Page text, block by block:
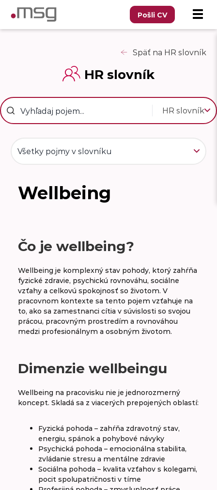
Pošli CV
Späť na HR slovník
HR slovník
HR slovník
Všetky pojmy v slovníku
W
P R S Š T U V
Wellbeing
Workoholik
Workoholizmus
Wellbeing
Čo je wellbeing?
Wellbeing je komplexný stav pohody, ktorý zahŕňa
fyzické zdravie, psychickú rovnováhu, sociálne
vzťahy a celkovú spokojnosť so životom. V
pracovnom kontexte sa tento pojem vzťahuje na
to, ako sa zamestnanci cítia v súvislosti so svojou
prácou, pracovným prostredím a rovnováhou
medzi profesionálnym a osobným životom.
Dimenzie wellbeingu
Wellbeing na pracovisku nie je jednorozmerný
koncept. Skladá sa z viacerých prepojených oblastí:
Fyzická pohoda – zahŕňa zdravotný stav,
energiu, spánok a pohybové návyky
Psychická pohoda – emocionálna stabilita,
zvládanie stresu a mentálne zdravie
Sociálna pohoda – kvalita vzťahov s kolegami,
pocit spolupatričnosti v tíme